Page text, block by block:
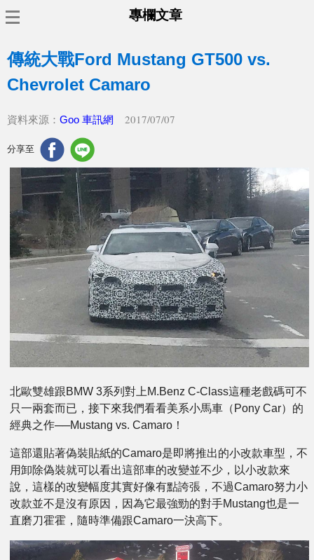
專欄文章
傳統大戰Ford Mustang GT500 vs.
Chevrolet Camaro
資料來源： Goo 車訊網 2017/07/07
分享至
北歐雙雄跟BMW 3系列對上M.Benz C-Class這種老戲碼可不
只一兩套而已，接下來我們看看美系小馬車（Pony Car）的
經典之作──Mustang vs. Camaro！
這部還貼著偽裝貼紙的Camaro是即將推出的小改款車型，不
用卸除偽裝就可以看出這部車的改變並不少，以小改款來
說，這樣的改變幅度其實好像有點誇張，不過Camaro努力小
改款並不是沒有原因，因為它最強勁的對手Mustang也是一
直磨刀霍霍，隨時準備跟Camaro一決高下。